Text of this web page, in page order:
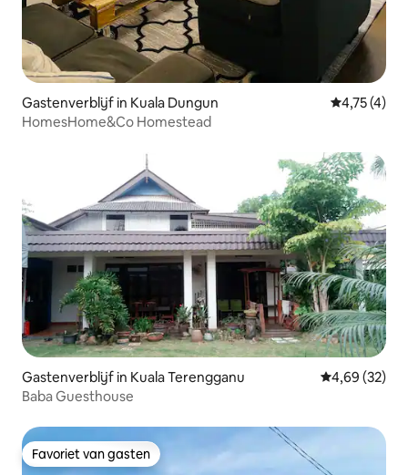
Gastenverblijf in Kuala Dungun
4,75 (4)
HomesHome&Co Homestead
Gastenverblijf in Kuala Terengganu Gemiddelde
4,69 (32)
Baba Guesthouse
Favoriet van gasten
Favoriet van gasten